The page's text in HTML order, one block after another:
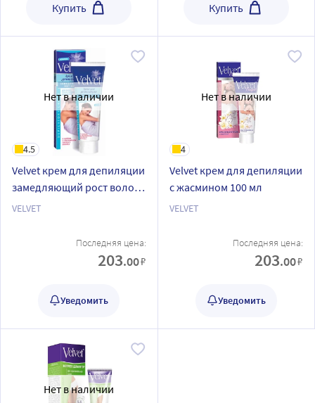
Купить Купить
Нет в наличии
4.5
Velvet крем для депиляции
замедляющий рост волос
100 мл
VELVET
Последняя цена:
203.00₽
Уведомить
Нет в наличии
4
Velvet крем для депиляции
с жасмином 100 мл
VELVET
Последняя цена:
203.00₽
Уведомить
Нет в наличии